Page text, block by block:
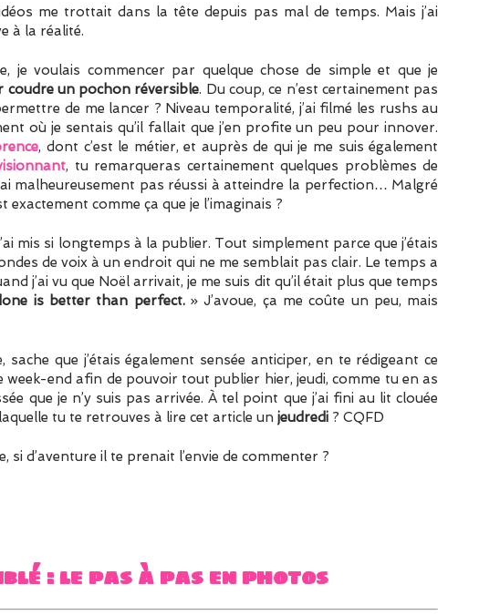
me trottait dans la tête depuis pas mal de temps. Mais j’ai
à la réalité.
je voulais commencer par quelque chose de simple et que je
coudre un pochon réversible. Du coup, ce n’est certainement pas
de me lancer ? Niveau temporalité, j’ai filmé les rushs au
où je sentais qu’il fallait que j’en profite un peu pour innover.
, dont c’est le métier, et auprès de qui je me suis également
, tu remarqueras certainement quelques problèmes de
malheureusement pas réussi à atteindre la perfection… Malgré
exactement comme ça que je l’imaginais ?
mis si longtemps à la publier. Tout simplement parce que j’étais
de voix à un endroit qui ne me semblait pas clair. Le temps a
j’ai vu que Noël arrivait, je me suis dit qu’il était plus que temps
is better than perfect.» J’avoue, ça me coûte un peu, mais
que j’étais également sensée anticiper, en te rédigeant ce
end afin de pouvoir tout publier hier, jeudi, comme tu en as
que je n’y suis pas arrivée. À tel point que j’ai fini au lit clouée
tu te retrouves à lire cet article un jeudredi? CQFD
si d’aventure il te prenait l’envie de commenter ?
: le pas à pas en photos